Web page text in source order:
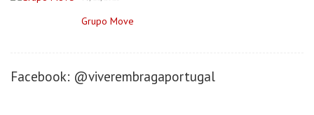
Cafeterias/Lachonetes
Grupo Move
Facebook: @viverembragaportugal